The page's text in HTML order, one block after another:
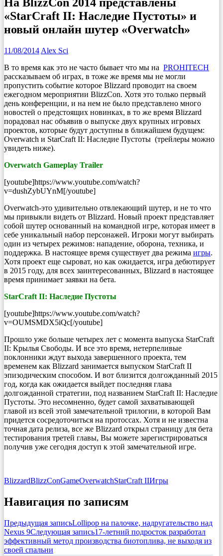
«StarCraft II: Наследие Пустоты» и
новый онлайн шутер «Overwatch»
11/08/2014 Alex Sci
В то время как это не часто бывает что мы на PROHITECH
рассказываем об играх, в тоже же время мы не могли
пропустить событие которое Blizzard проводит на своем
ежегодном мероприятии BlizzCon. Хотя это только первый
день конференции, и на нем не было представлено много
новостей о предстоящих новинках, в то же время Blizzard
порадовал нас объявив о выпуске двух крупных игровых
проектов, которые будут доступны в ближайшем будущем:
Overwatch и StarCraft II: Наследие Пустоты (трейлеры можно
увидеть ниже).
Overwatch Gameplay Trailer
[youtube]https://www.youtube.com/watch?
v=dushZybUYnM[/youtube]
Overwatch-это удивительно отвлекающий шутер, и не то что
мы привыкли видеть от Blizzard. Новый проект представляет
собой шутер основанный на командной игре, которая имеет в
себе уникальный набор персонажей. Игроки могут выбирать
один из четырех режимов: нападение, оборона, техника, и
поддержка. В настоящее время существует два режима игры.
Хотя проект еще сыроват, но как ожидается, игра дебютирует
в 2015 году, для всех заинтересованных, Blizzard в настоящее
время принимает заявки на бета.
StarCraft II: Наследие Пустоты
[youtube]https://www.youtube.com/watch?
v=OUMSMDX5iQc[/youtube]
Прошло уже больше четырех лет с момента выпуска StarCraft
II: Крылья Свободы. И все это время, нетерпеливые
поклонники ждут выхода завершенного проекта, тем
временем как Blizzard занимается выпуском StarCraft II
эпизодическим способом. И вот близится долгожданный 2015
год, когда как ожидается выйдет последняя глава
долгожданной стратегии, под названием StarCraft II: Наследие
Пустоты. Это несомненно, будет самой захватывающей
главой из всей этой замечательной трилогии, в которой Вам
придется сосредоточиться на протоссах. Хотя и не известна
точная дата релиза, все же Blizzard открыл страницу для бета
тестирования третей главы, Вы можете зарегистрироваться
получив уже сегодня доступ к этой замечательной игре.
BlizzardBlizzConGameOverwatchStarCraft IIИгры
Навигация по записям
Предыдущая записьLollipop на палочке, надругательство над
Nexus 9Следующая запись17-летний подросток разработал
эффективный метод производства биотоплива, не выходя из
своей спальни